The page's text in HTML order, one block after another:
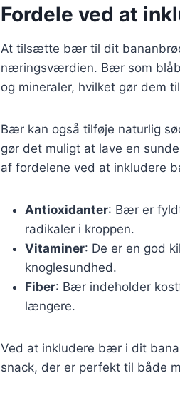
Fordele ved at
At tilsætte bær til dit
næringsværdien. Bær som
og mineraler, hvilket gør dem
Bær kan også tilføje naturlig
gør det muligt at lave en
af fordelene ved at inkludere
Antioxidanter: Bær er
radikaler i kroppen.
Vitaminer: De er en god
knoglesundhed.
Fiber: Bær indeholder
længere.
Ved at inkludere bær i dit
snack, der er perfekt til både